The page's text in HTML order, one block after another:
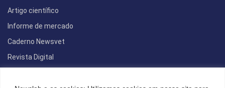
Artigo científico
Informe de mercado
Caderno Newsvet
Revista Digital